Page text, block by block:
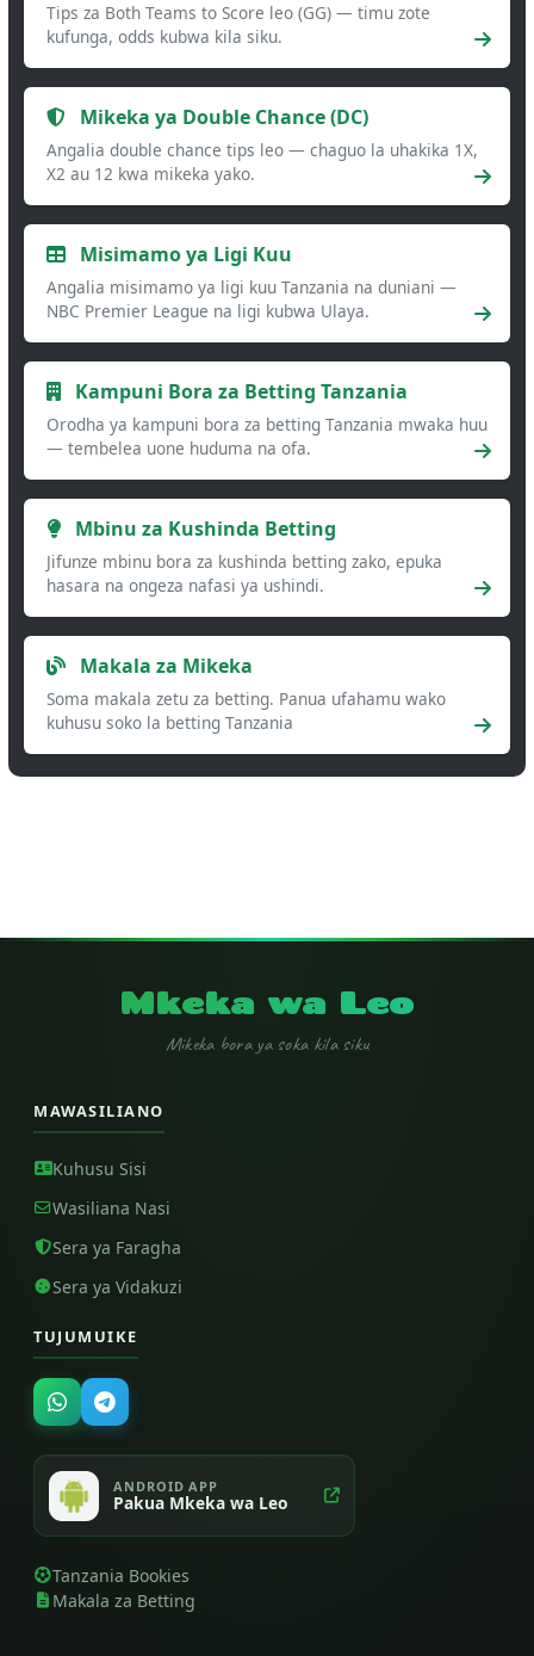
Tips za Both Teams to Score leo (GG) — timu zote
kufunga, odds kubwa kila siku.
Mikeka ya Double Chance (DC)
Angalia double chance tips leo — chaguo la uhakika 1X,
X2 au 12 kwa mikeka yako.
Misimamo ya Ligi Kuu
Angalia misimamo ya ligi kuu Tanzania na duniani —
NBC Premier League na ligi kubwa Ulaya.
Kampuni Bora za Betting Tanzania
Orodha ya kampuni bora za betting Tanzania mwaka huu
— tembelea uone huduma na ofa.
Mbinu za Kushinda Betting
Jifunze mbinu bora za kushinda betting zako, epuka
hasara na ongeza nafasi ya ushindi.
Makala za Mikeka
Soma makala zetu za betting. Panua ufahamu wako
kuhusu soko la betting Tanzania
Mkeka wa Leo
Mikeka bora ya soka kila siku
MAWASILIANO
Kuhusu Sisi
Wasiliana Nasi
Sera ya Faragha
Sera ya Vidakuzi
TUJUMUIKE
ANDROID APP
Pakua Mkeka wa Leo
Tanzania Bookies
Makala za Betting